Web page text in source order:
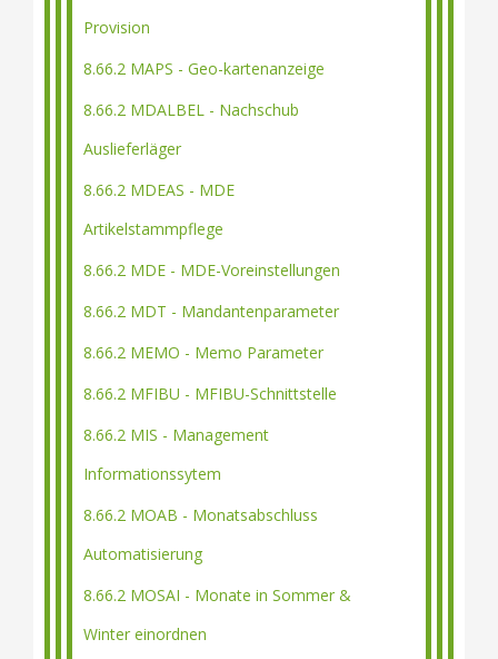
Provision
8.66.2 MAPS - Geo-kartenanzeige
8.66.2 MDALBEL - Nachschub
Auslieferläger
8.66.2 MDEAS - MDE
Artikelstammpflege
8.66.2 MDE - MDE-Voreinstellungen
8.66.2 MDT - Mandantenparameter
8.66.2 MEMO - Memo Parameter
8.66.2 MFIBU - MFIBU-Schnittstelle
8.66.2 MIS - Management
Informationssytem
8.66.2 MOAB - Monatsabschluss
Automatisierung
8.66.2 MOSAI - Monate in Sommer &
Winter einordnen